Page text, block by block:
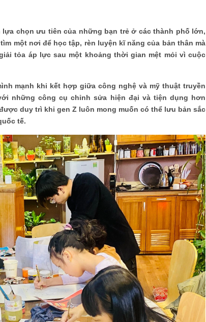
chọn ưu tiên của những bạn trẻ ở các thành phố lớn,
một nơi để học tập, rèn luyện kĩ năng của bản thân mà
tỏa áp lực sau một khoảng thời gian mệt mỏi vì cuộc
mạnh khi kết hợp giữa công nghệ và mỹ thuật truyền
những công cụ chỉnh sửa hiện đại và tiện dụng hơn
duy trì khi gen Z luôn mong muốn có thể lưu bản sắc
tế.